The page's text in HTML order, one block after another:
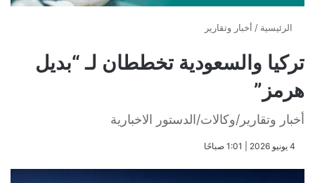
الرئيسية / أخبار وتقارير
تركيا والسعودية تخططان لـ “بديل
هرمز”
أخبار وتقارير/وكالات/الدستور الاخبارية
​4 يونيو 2026 | 1:01 صباحًا